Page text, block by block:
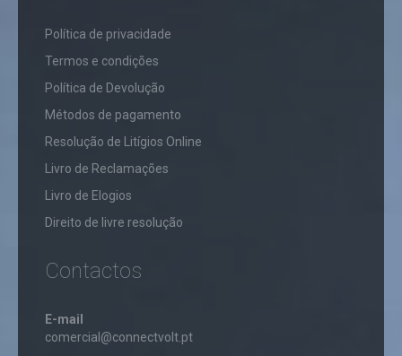
​Política de privacidade
Termos e condições
Política de Devolução
Métodos de pagamento
Resolução de Litígios Online
Livro de Reclamações
Livro de Elogios
Direito de livre resolução
Contactos
E-mail
comercial@connectvolt.pt